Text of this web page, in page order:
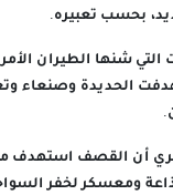
بحسب تعبيره.
شنها الطيران
الحديدة وصنعاء
أن القصف استهدف
ومعسكر لخفر